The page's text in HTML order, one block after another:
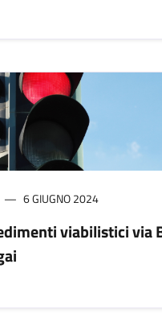
6 GIUGNO 2024
viabilistici via